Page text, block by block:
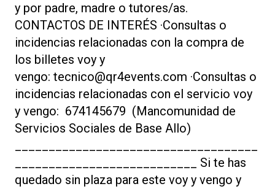
y por padre, madre o tutores/as.
CONTACTOS DE INTERÉS ·Consultas o
incidencias relacionadas con la compra de
los billetes voy y
vengo: tecnico@qr4events.com ·Consultas o
incidencias relacionadas con el servicio voy
y vengo: 674145679 (Mancomunidad de
Servicios Sociales de Base Allo)
___________________________ Si te has
quedado sin plaza para este voy y vengo y